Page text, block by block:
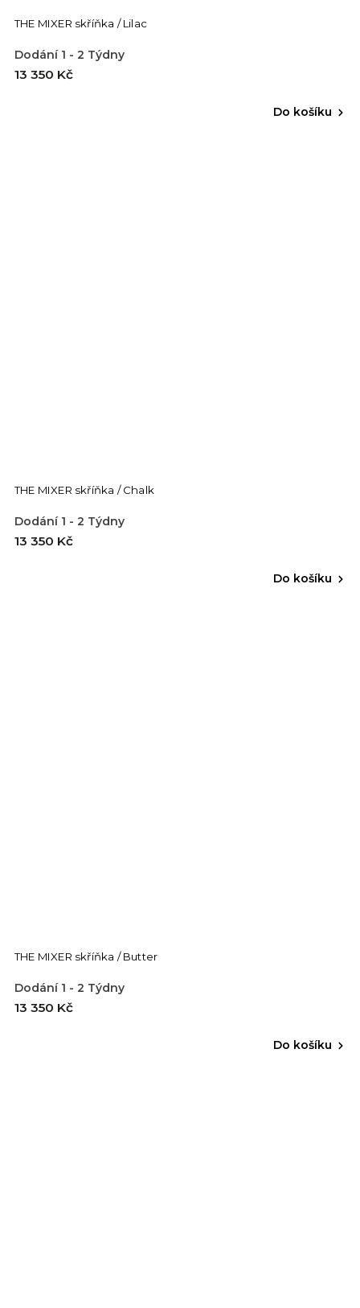
THE MIXER skříňka / Lilac
Dodání 1 - 2 Týdny
13 350 Kč
Do košíku
THE MIXER skříňka / Chalk
Dodání 1 - 2 Týdny
13 350 Kč
Do košíku
THE MIXER skříňka / Butter
Dodání 1 - 2 Týdny
13 350 Kč
Do košíku